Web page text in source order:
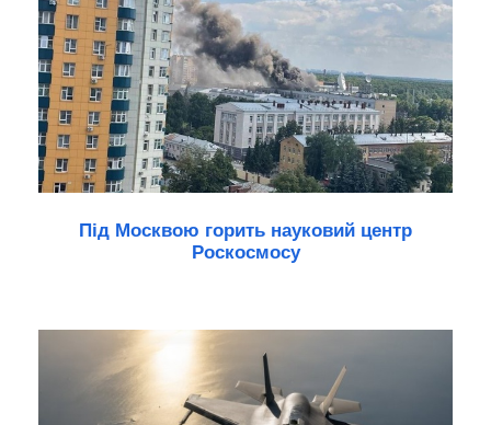
Під Москвою горить науковий центр
Роскосмосу